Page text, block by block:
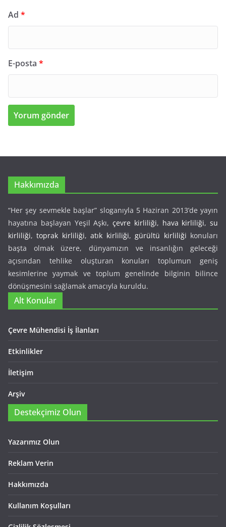
Ad *
E-posta *
Hakkımızda
“Her şey sevmekle başlar” sloganıyla 5 Haziran 2013’de yayın
hayatına başlayan Yeşil Aşkı, çevre kirliliği, hava kirliliği, su
kirliliği,toprak kirliliği,atık kirliliği,gürültü kirliliği konuları
başta olmak üzere, dünyamızın ve insanlığın geleceği
açısından tehlike oluşturan konuları toplumun geniş
kesimlerine yaymak ve toplum genelinde bilginin bilince
dönüşmesini sağlamak amacıyla kuruldu.
Alt Konular
Çevre Mühendisi İş İlanları
Etkinlikler
İletişim
Arşiv
Destekçimiz Olun
Yazarımız Olun
Reklam Verin
Hakkımızda
Kullanım Koşulları